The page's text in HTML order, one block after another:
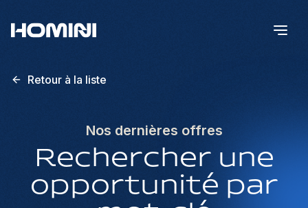
Retour à la liste
Nos dernières offres
Rechercher une
opportunité par